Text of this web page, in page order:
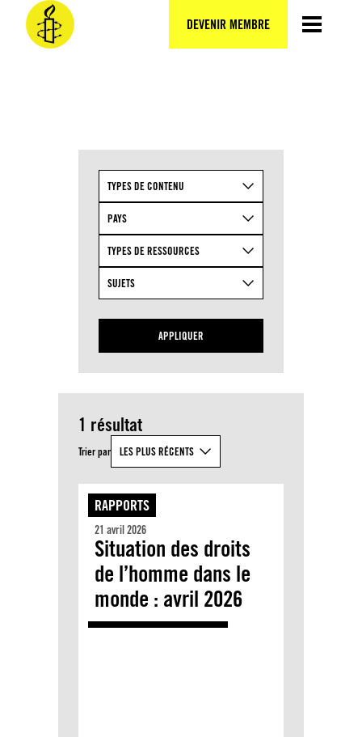
DEVENIR MEMBRE
Aller
au
contenu
TYPES DE CONTENU
PAYS
TYPES DE RESSOURCES
SUJETS
APPLIQUER
1 résultat
Trier par LES PLUS RÉCENTS
RAPPORTS
21 avril 2026
Situation des droits
de l’homme dans le
monde : avril 2026